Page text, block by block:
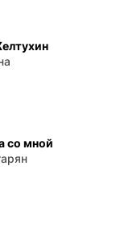
со мной